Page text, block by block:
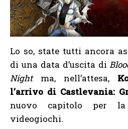
Lo so, state tutti ancora
di una data d’uscita di
Nightma, nell’attesa,
l’arrivo di Castlevania:
nuovo capitolo per
videogiochi.